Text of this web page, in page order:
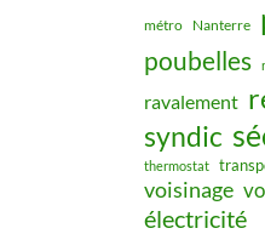
métro Nanterre
poubelles
ravalement
syndic
thermostat
voisinage
électricité